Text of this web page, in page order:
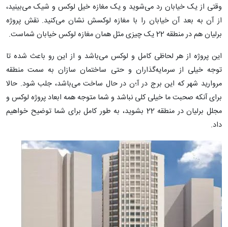
وقتی از یک خیابان رد می‌شوید و یک مغازه خیل لوکس و شیک می‌بینید،
از آن به بعد آن خیابان را با مغازه لوکسش نشان می‌کنید. نقش پروژه
برلیان هم در منطقه 22 یک چیزی مثل همان مغازه لوکس خیابان شماست.
این پروژه از هر لحاظی کامل و لوکس می‌باشد و از این رو باعث شده تا
توجه خیلی از سرمایه‌گذاران و حتی ساختمان سازان به سمت منطقه
مروارید شهر که این برج در آ؛ن در حال ساخت می‌باشد، جلب شود. حالا
برای آنکه صحبت ما خیلی کلی نباشد و شما متوجه همه ابعاد پروژه لوکس و
مجلل برلیان در منطقه 22 بشوید، به طور کامل برای شما توضیح خواهیم
داد.